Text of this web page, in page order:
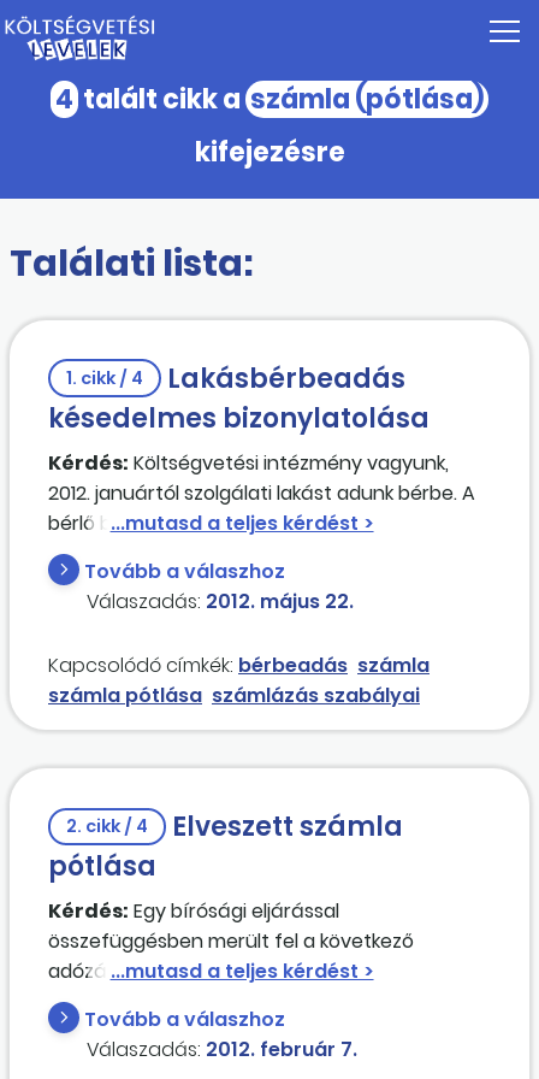
4 talált cikk a számla (pótlása)
kifejezésre
Találati lista:
1. cikk / 4
Lakásbérbeadás
késedelmes bizonylatolása
Kérdés: Költségvetési intézmény vagyunk,
2012. januártól szolgálati lakást adunk bérbe. A
bérlő befizette a bérleti díjat. Az áfában
szerepeltettük mint adómentes bérbeadást
(havi bevallók vagyunk), de elfelejtettünk hozzá
számlát kiállítani. Milyen bizonylatot lehet
Tovább a válaszhoz
Válaszadás: 2012. május 22.
Kapcsolódó címkék: bérbeadás számla
számla pótlása számlázás szabályai
2. cikk / 4
Elveszett számla
pótlása
Kérdés: Egy bírósági eljárással
összefüggésben merült fel a következő
adózással összefüggő problémánk. Egy 2004-
ben teljesített ügyletről kiállított, azonban
azóta elveszett számla pótlásával fordultunk
szállítónkhoz, aki annak kiadását megtagadta.
Tovább a válaszhoz
Válaszadás: 2012. február 7.